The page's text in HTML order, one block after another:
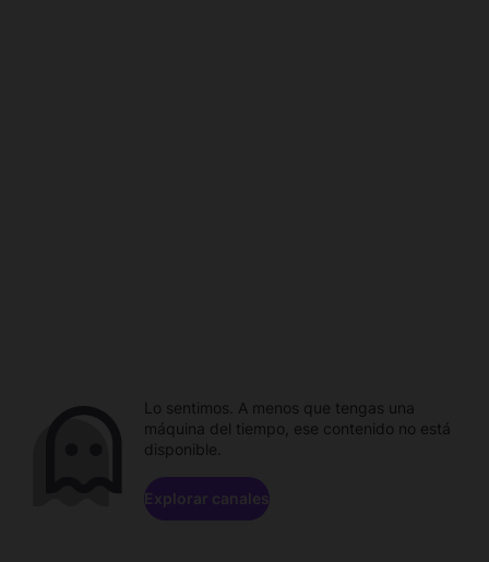
Lo sentimos. A menos que tengas una
máquina del tiempo, ese contenido no está
disponible.
Explorar canales